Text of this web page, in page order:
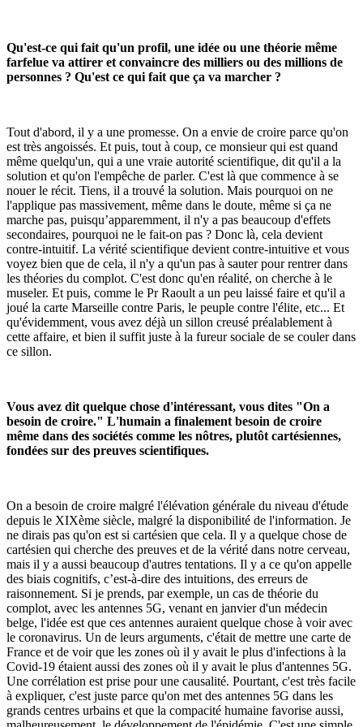
Qu'est-ce qui fait qu'un profil, une idée ou une théorie même
farfelue va attirer et convaincre des milliers ou des millions de
personnes ? Qu'est ce qui fait que ça va marcher ?
Tout d'abord, il y a une promesse. On a envie de croire parce qu'on
est très angoissés. Et puis, tout à coup, ce monsieur qui est quand
même quelqu'un, qui a une vraie autorité scientifique, dit qu'il a la
solution et qu'on l'empêche de parler. C'est là que commence à se
nouer le récit. Tiens, il a trouvé la solution. Mais pourquoi on ne
l'applique pas massivement, même dans le doute, même si ça ne
marche pas, puisqu’apparemment, il n'y a pas beaucoup d'effets
secondaires, pourquoi ne le fait-on pas ? Donc là, cela devient
contre-intuitif. La vérité scientifique devient contre-intuitive et vous
voyez bien que de cela, il n'y a qu'un pas à sauter pour rentrer dans
les théories du complot. C'est donc qu'en réalité, on cherche à le
museler. Et puis, comme le Pr Raoult a un peu laissé faire et qu'il a
joué la carte Marseille contre Paris, le peuple contre l'élite, etc... Et
qu'évidemment, vous avez déjà un sillon creusé préalablement à
cette affaire, et bien il suffit juste à la fureur sociale de se couler dans
ce sillon.
Vous avez dit quelque chose d'intéressant, vous dites "On a
besoin de croire." L'humain a finalement besoin de croire
même dans des sociétés comme les nôtres, plutôt cartésiennes,
fondées sur des preuves scientifiques.
On a besoin de croire malgré l'élévation générale du niveau d'étude
depuis le XIXème siècle, malgré la disponibilité de l'information. Je
ne dirais pas qu'on est si cartésien que cela. Il y a quelque chose de
cartésien qui cherche des preuves et de la vérité dans notre cerveau,
mais il y a aussi beaucoup d'autres tentations. Il y a ce qu'on appelle
des biais cognitifs, c’est-à-dire des intuitions, des erreurs de
raisonnement. Si je prends, par exemple, un cas de théorie du
complot, avec les antennes 5G, venant en janvier d'un médecin
belge, l'idée est que ces antennes auraient quelque chose à voir avec
le coronavirus. Un de leurs arguments, c'était de mettre une carte de
France et de voir que les zones où il y avait le plus d'infections à la
Covid-19 étaient aussi des zones où il y avait le plus d'antennes 5G.
Une corrélation est prise pour une causalité. Pourtant, c'est très facile
à expliquer, c'est juste parce qu'on met des antennes 5G dans les
grands centres urbains et que la compacité humaine favorise aussi,